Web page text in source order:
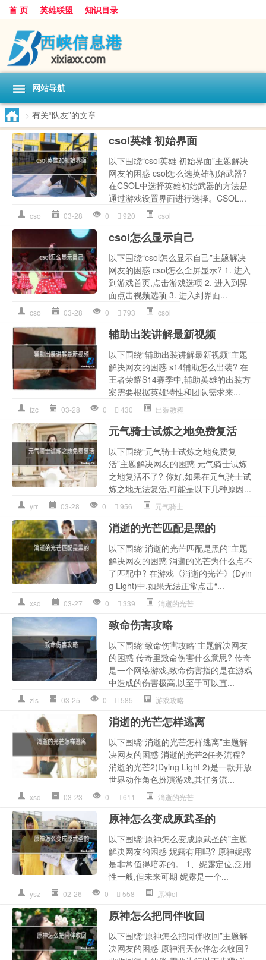
首 页 英雄联盟 知识目录
网站导航
> 有关“队友”的文章
csol英雄 初始界面
以下围绕“csol英雄 初始界面”主题解决
网友的困惑 csol怎么选英雄初始武器?
在CSOL中选择英雄初始武器的方法是
通过游戏设置界面进行选择。CSOL...
cso 03-28 0 920 csol
csol怎么显示自己
以下围绕“csol怎么显示自己”主题解决
网友的困惑 csol怎么全屏显示? 1. 进入
到游戏首页,点击游戏选项 2. 进入到界
面点击视频选项 3. 进入到界面...
cso 03-28 0 793 csol
辅助出装讲解最新视频
以下围绕“辅助出装讲解最新视频”主题
解决网友的困惑 s14辅助怎么出装? 在
王者荣耀S14赛季中,辅助英雄的出装方
案需要根据英雄特性和团队需求来...
fzc 03-28 0 430 出装教程
元气骑士试炼之地免费复活
以下围绕“元气骑士试炼之地免费复
活”主题解决网友的困惑 元气骑士试炼
之地复活不了? 你好,如果在元气骑士试
炼之地无法复活,可能是以下几种原因...
yrr 03-28 0 956 元气骑士
消逝的光芒匹配是黑的
以下围绕“消逝的光芒匹配是黑的”主题
解决网友的困惑 消逝的光芒为什么点不
了匹配中? 在游戏《消逝的光芒》(Dyin
g Light)中,如果无法正常点击“...
xsd 03-27 0 339 消逝的光芒
致命伤害攻略
以下围绕“致命伤害攻略”主题解决网友
的困惑 传奇里致命伤害什么意思? 传奇
是一个网络游戏,致命伤害指的是在游戏
中造成的伤害极高,以至于可以直...
zls 03-25 0 585 游戏攻略
消逝的光芒怎样逃离
以下围绕“消逝的光芒怎样逃离”主题解
决网友的困惑 消逝的光芒2任务流程?
消逝的光芒2(Dying Light 2)是一款开放
世界动作角色扮演游戏,其任务流...
xsd 03-23 0 611 消逝的光芒
原神怎么变成原武圣的
以下围绕“原神怎么变成原武圣的”主题
解决网友的困惑 妮露有用吗? 原神妮露
是非常值得培养的。 1、妮露定位,泛用
性一般,但未来可期 妮露是一个...
ysz 02-26 0 558 原神ol
原神怎么把同伴收回
以下围绕“原神怎么把同伴收回”主题解
决网友的困惑 原神洞天伙伴怎么收回?